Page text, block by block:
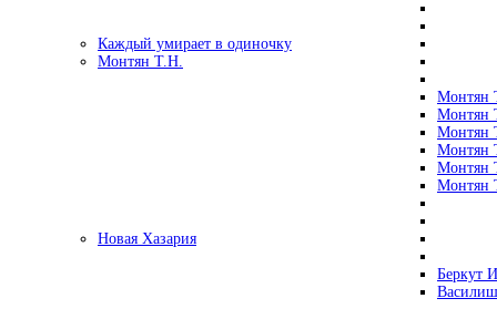
Каждый умирает в одиночку
Монтян Т.Н.
Монтян
Монтян
Монтян
Монтян
Монтян
Монтян
Новая Хазария
Беркут